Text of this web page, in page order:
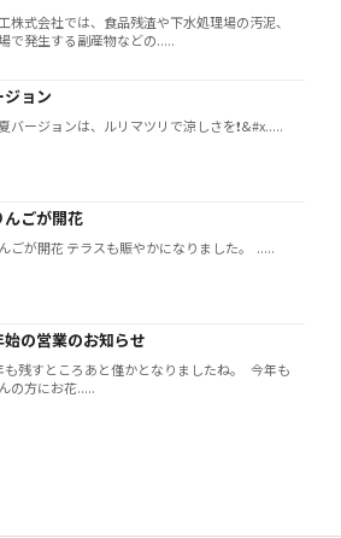
株式会社では、食品残渣や下水処理場の汚泥、
で発生する副産物などの.....
ョン
バージョンは、ルリマツリで涼しさを❗️&#x.....
んごが開花
ごが開花 テラスも賑やかになりました。 .....
始の営業のお知らせ
も残すところあと僅かとなりましたね。 今年も
の方にお花.....